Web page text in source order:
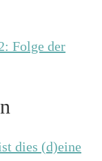
Folge der
dies (d)eine